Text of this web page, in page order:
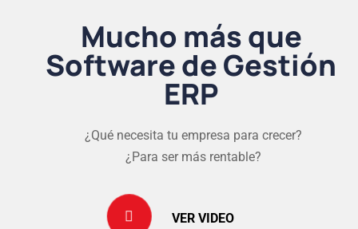
Mucho más que
Software de Gestión
ERP
¿Qué necesita tu empresa para crecer?
¿Para ser más rentable?
VER VIDEO